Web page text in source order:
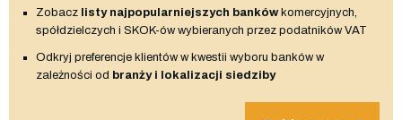
Zobacz listy najpopularniejszych bankówkomercyjnych,
spółdzielczych i SKOK-ów wybieranych przez podatników VAT
Odkryj preferencje klientów w kwestii wyboru banków w
zależności od branży i lokalizacji siedziby